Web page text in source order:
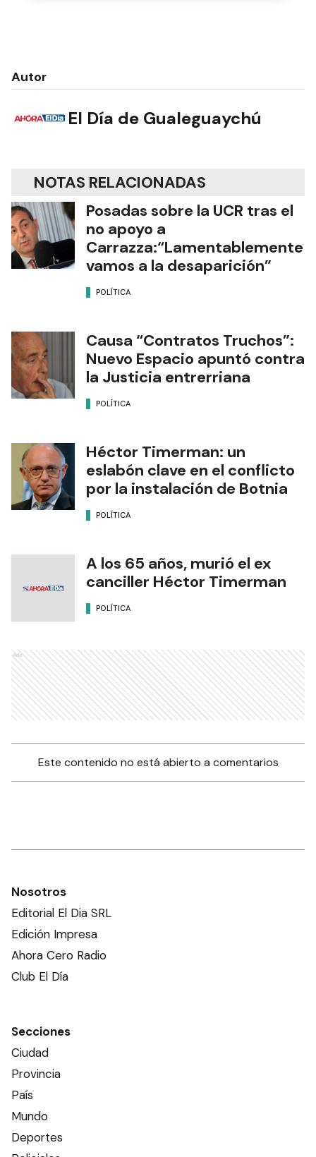
Autor
El Día de Gualeguaychú
NOTAS RELACIONADAS
Posadas sobre la UCR tras el
no apoyo a
Carrazza:“Lamentablemente
vamos a la desaparición”
POLÍTICA
Causa “Contratos Truchos”:
Nuevo Espacio apuntó contra
la Justicia entrerriana
POLÍTICA
Héctor Timerman: un
eslabón clave en el conflicto
por la instalación de Botnia
POLÍTICA
A los 65 años, murió el ex
canciller Héctor Timerman
POLÍTICA
Ads
Este contenido no está abierto a comentarios
Nosotros
Editorial El Dia SRL
Edición Impresa
Ahora Cero Radio
Club El Día
Secciones
Ciudad
Provincia
País
Mundo
Deportes